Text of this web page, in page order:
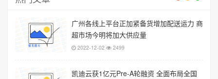
广州各线上平台正加紧备货增加配送运力 商
超市场今明将加大供应量
2022-12-02 2499
凯迪云获1亿元Pre-A轮融资 全面布局全国